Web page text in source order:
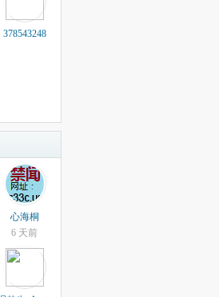
378543248
心海桐
6 天前